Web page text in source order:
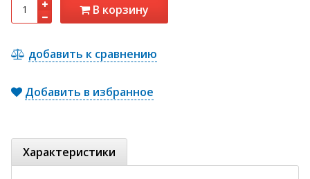
В корзину
добавить к сравнению
Добавить в избранное
Характеристики